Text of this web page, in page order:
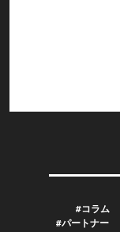
#コラム
#パートナー